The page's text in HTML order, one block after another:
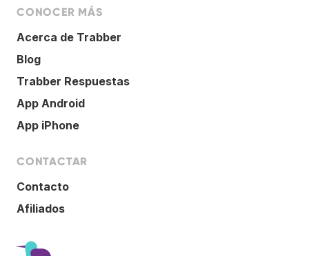
CONOCER MÁS
Acerca de Trabber
Blog
Trabber Respuestas
App Android
App iPhone
CONTACTAR
Contacto
Afiliados